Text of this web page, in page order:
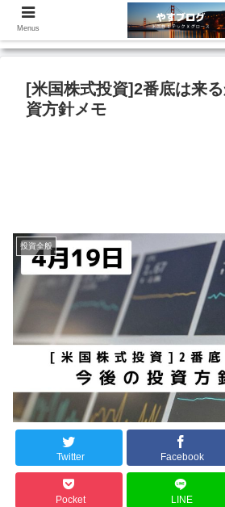
[米国株式投資]2番底は来
資方針メモ
投資全般
Twitter Facebook
Pocket LINE
Menus